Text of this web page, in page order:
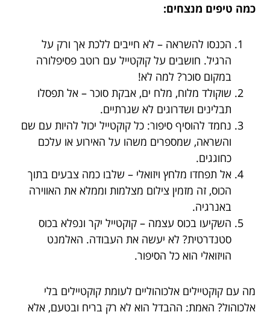
כמה טיפים מנצחים:
הכנסו להשראה – לא חייבים ללכת אך ורק על
הרגיל. חושבים על קוקטייל עם רוטב פסיפלורה
במקום סוכר? למה לא!
שוקולד מלוח, מלח ים, אבקת סוכר – אל תפסלו
תבלינים ושדרוגים לא שגרתיים.
נחמד להוסיף סיפור: כל קוקטייל יכול להיות עם שם
והשראה, שמספרים משהו על האירוע או עלכם
כחוגגים.
אל תפחדו מלחץ ויזואלי – שלבו כמה צבעים בתוך
הכוס, זה מזמין צילום מצלמות וממלא את האווירה
באנרגיה.
השקיעו בכוס עצמה – קוקטייל יקר ונפלא בכוס
סטנדרטית? לא יעשה את העבודה. האלמנט
הויזואלי הוא כל הסיפור.
מה עם קוקטיילים אלכוהוליים לעומת קוקטיילים בלי
אלכוהול? האמת: ההבדל הוא לא רק בריח ובטעם, אלא